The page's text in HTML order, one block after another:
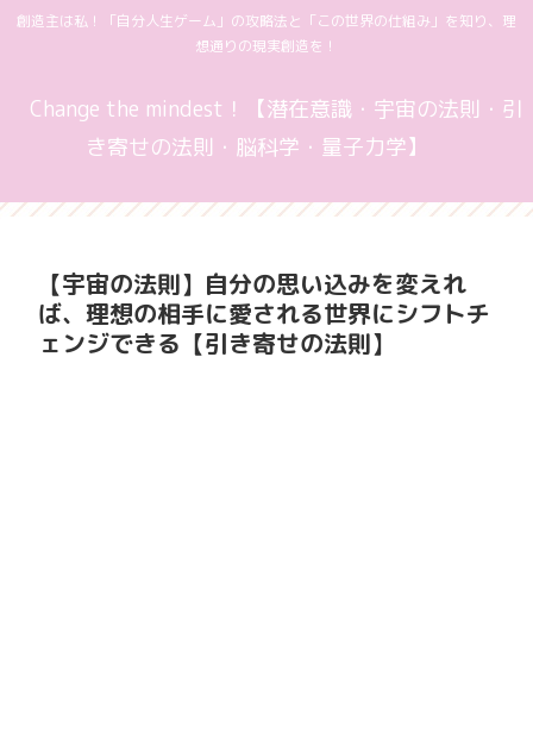
創造主は私！「自分人生ゲーム」の攻略法と「この世界の仕組み」を知り、理
想通りの現実創造を！
Change the mindest！【潜在意識・宇宙の法則・引
き寄せの法則・脳科学・量子力学】
【宇宙の法則】自分の思い込みを変えれ
ば、理想の相手に愛される世界にシフトチ
ェンジできる【引き寄せの法則】